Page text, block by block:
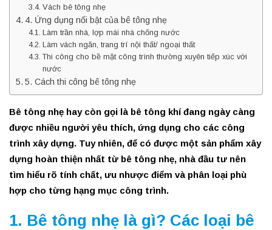
Vách bê tông nhẹ
4. Ứng dụng nổi bật của bê tông nhẹ
Làm trần nhà, lợp mái nhà chống nước
Làm vách ngăn, trang trí nội thất/ ngoại thất
Thi công cho bề mặt công trình thường xuyên tiếp xúc với
nước
5. Cách thi công bê tông nhẹ
Bê tông nhẹ hay còn gọi là bê tông khí đang ngày càng
được nhiều người yêu thích, ứng dụng cho các công
trình xây dựng. Tuy nhiên, để có được một sản phẩm xây
dựng hoàn thiện nhất từ bê tông nhẹ, nhà đầu tư nên
tìm hiểu rõ tính chất, ưu nhược điểm và phân loại phù
hợp cho từng hạng mục công trình.
1. Bê tông nhẹ là gì? Các loại bê